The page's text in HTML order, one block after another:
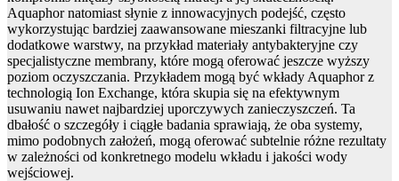
Aquaphor natomiast słynie z innowacyjnych podejść, często
wykorzystując bardziej zaawansowane mieszanki filtracyjne lub
dodatkowe warstwy, na przykład materiały antybakteryjne czy
specjalistyczne membrany, które mogą oferować jeszcze wyższy
poziom oczyszczania. Przykładem mogą być wkłady Aquaphor z
technologią Ion Exchange, która skupia się na efektywnym
usuwaniu nawet najbardziej uporczywych zanieczyszczeń. Ta
dbałość o szczegóły i ciągłe badania sprawiają, że oba systemy,
mimo podobnych założeń, mogą oferować subtelnie różne rezultaty
w zależności od konkretnego modelu wkładu i jakości wody
wejściowej.